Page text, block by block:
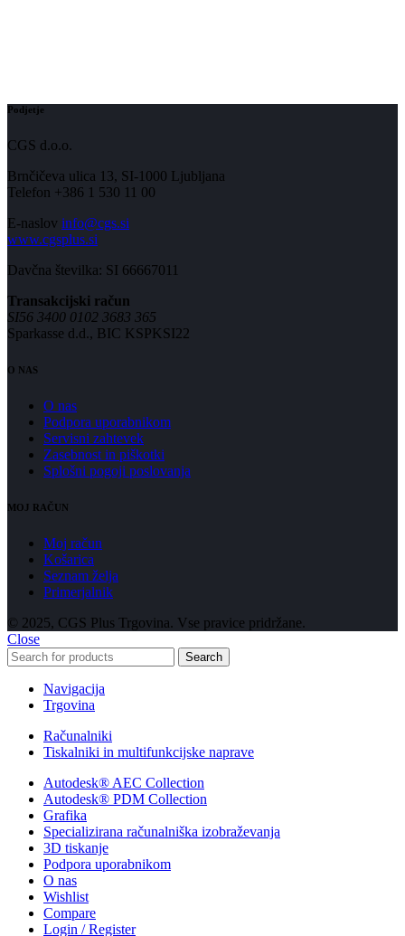
Podjetje
CGS d.o.o.
Brnčičeva ulica 13, SI-1000 Ljubljana
Telefon +386 1 530 11 00
E-naslov info@cgs.si
www.cgsplus.si
Davčna številka: SI 66667011
Transakcijski račun
SI56 3400 0102 3683 365
Sparkasse d.d., BIC KSPKSI22
O NAS
O nas
Podpora uporabnikom
Servisni zahtevek
Zasebnost in piškotki
Splošni pogoji poslovanja
MOJ RAČUN
Moj račun
Košarica
Seznam želja
Primerjalnik
© 2025, CGS Plus Trgovina. Vse pravice pridržane.
Close
Search
Navigacija
Trgovina
Računalniki
Tiskalniki in multifunkcijske naprave
Autodesk® AEC Collection
Autodesk® PDM Collection
Grafika
Specializirana računalniška izobraževanja
3D tiskanje
Podpora uporabnikom
O nas
Wishlist
Compare
Login / Register